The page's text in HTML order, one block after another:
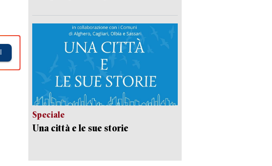
Speciale
Una città e le sue storie